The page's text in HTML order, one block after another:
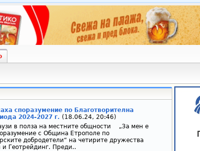
споразумение по Благотворителна
2024-2027 г. (18.06.24, 20:46)
в полза на местните общности „За мен е
с Община Етрополе по
добродетели“ на четирите дружества
и Геотрейдинг. Преди..